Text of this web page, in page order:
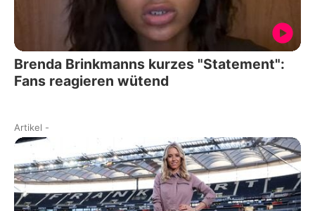
Brenda Brinkmanns kurzes "Statement":
Fans reagieren wütend
Artikel -